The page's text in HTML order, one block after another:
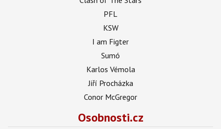
PFL
KSW
I am Figter
Sumó
Karlos Vémola
Jiří Procházka
Conor McGregor
Osobnosti.cz